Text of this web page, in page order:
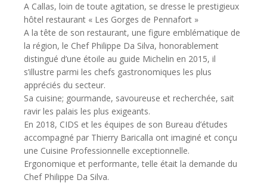
A Callas, loin de toute agitation, se dresse le prestigieux
hôtel restaurant « Les Gorges de Pennafort »
A la tête de son restaurant, une figure emblématique de
la région, le Chef Philippe Da Silva, honorablement
distingué d’une étoile au guide Michelin en 2015, il
s’illustre parmi les chefs gastronomiques les plus
appréciés du secteur.
Sa cuisine; gourmande, savoureuse et recherchée, sait
ravir les palais les plus exigeants.
En 2018, CIDS et les équipes de son Bureau d’études
accompagné par Thierry Baricalla ont imaginé et conçu
une Cuisine Professionnelle exceptionnelle.
Ergonomique et performante, telle était la demande du
Chef Philippe Da Silva.